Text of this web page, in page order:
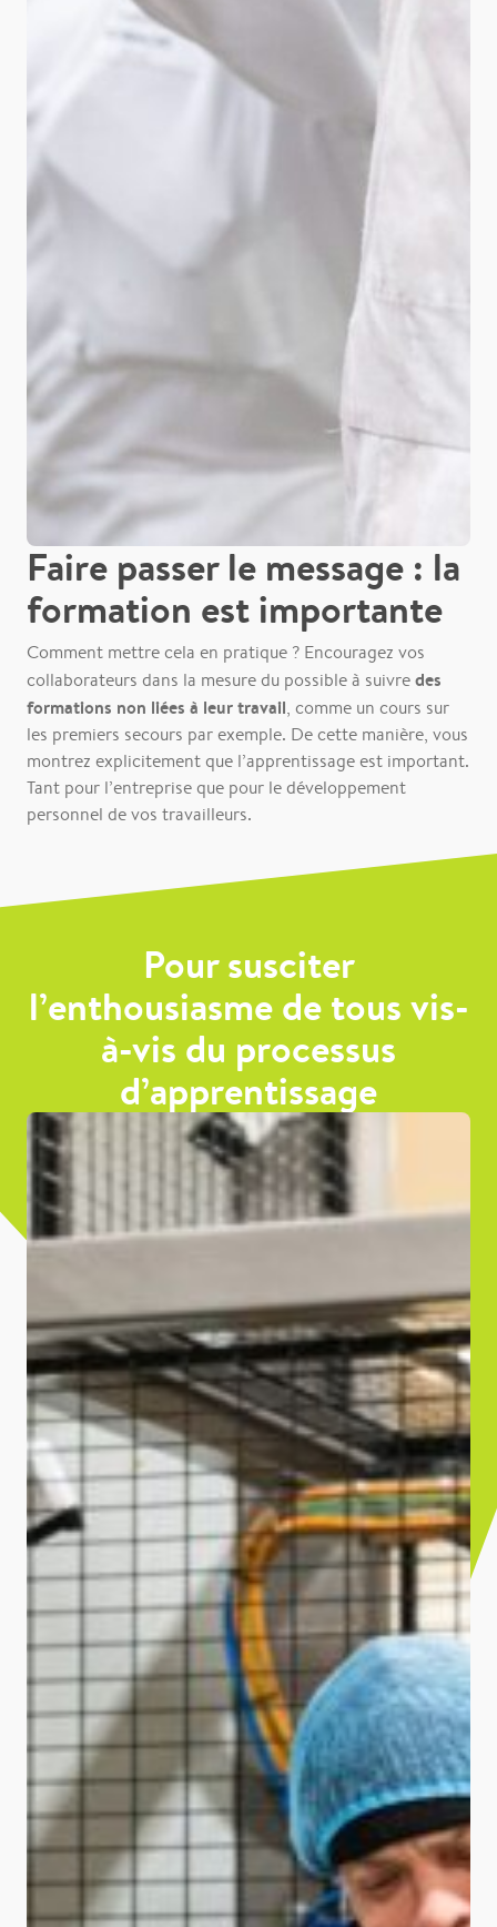
Faire passer le message : la
formation est importante
Comment mettre cela en pratique ? Encouragez vos
collaborateurs dans la mesure du possible à suivredes
formations non liées à leur travail, comme un cours sur
les premiers secours par exemple. De cette manière, vous
montrez explicitement que l’apprentissage est important.
Tant pour l’entreprise que pour le développement
personnel de vos travailleurs.
Pour susciter
l’enthousiasme de tous vis-
à-vis du processus
d’apprentissage